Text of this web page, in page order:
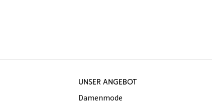
UNSER ANGEBOT
Damenmode